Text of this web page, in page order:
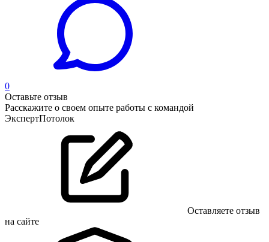
0
Оставьте отзыв
Расскажите о своем опыте работы с командой
ЭкспертПотолок
Оставляете отзыв
на сайте